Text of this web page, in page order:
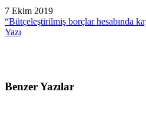
7 Ekim 2019
“Bütçeleştirilmiş borçlar hesabında
Yazı
Benzer Yazılar